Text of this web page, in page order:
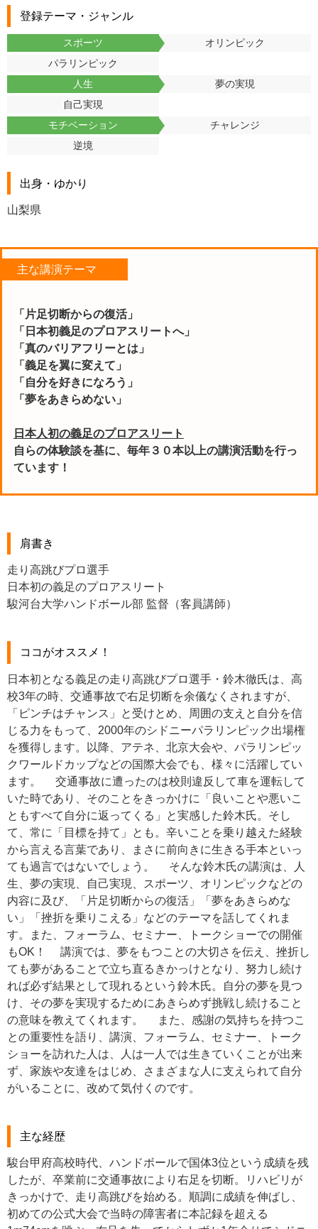
登録テーマ・ジャンル
スポーツ
オリンピック
パラリンピック
人生
夢の実現
自己実現
モチベーション
チャレンジ
逆境
出身・ゆかり
山梨県
主な講演テーマ
「片足切断からの復活」
「日本初義足のプロアスリートへ」
「真のバリアフリーとは」
「義足を翼に変えて 」
「 自分を好きになろう 」
「 夢をあきらめない 」
日本人初の義足のプロアスリート
自らの体験談を基に、毎年３０本以上の講演活動を行っ
ています！
肩書き
走り高跳びプロ選手
日本初の義足のプロアスリート
駿河台大学ハンドボール部 監督（客員講師）
ココがオススメ！
日本初となる義足の走り高跳びプロ選手・鈴木徹氏は、高
校3年の時、交通事故で右足切断を余儀なくされますが、
「ピンチはチャンス」と受けとめ、周囲の支えと自分を信
じる力をもって、2000年のシドニーパラリンピック出場権
を獲得します。以降、アテネ、北京大会や、パラリンピッ
クワールドカップなどの国際大会でも、様々に活躍してい
ます。 交通事故に遭ったのは校則違反して車を運転して
いた時であり、そのことをきっかけに「良いことや悪いこ
ともすべて自分に返ってくる」と実感した鈴木氏。そし
て、常に「目標を持て」とも。辛いことを乗り越えた経験
から言える言葉であり、まさに前向きに生きる手本といっ
ても過言ではないでしょう。 そんな鈴木氏の講演は、人
生、夢の実現、自己実現、スポーツ、オリンピックなどの
内容に及び、「片足切断からの復活」「夢をあきらめな
い」「挫折を乗りこえる」などのテーマを話してくれま
す。また、フォーラム、セミナー、トークショーでの開催
もOK！ 講演では、夢をもつことの大切さを伝え、挫折し
ても夢があることで立ち直るきかっけとなり、努力し続け
れば必ず結果として現れるという鈴木氏。自分の夢を見つ
け、その夢を実現するためにあきらめず挑戦し続けること
の意味を教えてくれます。 また、感謝の気持ちを持つこ
との重要性を語り、講演、フォーラム、セミナー、トーク
ショーを訪れた人は、人は一人では生きていくことが出来
ず、家族や友達をはじめ、さまざまな人に支えられて自分
がいることに、改めて気付くのです。
主な経歴
駿台甲府高校時代、ハンドボールで国体3位という成績を残
したが、卒業前に交通事故により右足を切断。リハビリが
きっかけで、走り高跳びを始める。順調に成績を伸ばし、
初めての公式大会で当時の障害者に本記録を超える